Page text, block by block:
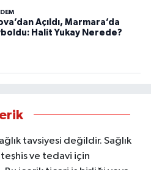
Açıldı, Marmara’da
Halit Yukay Nerede?
tavsiyesi değildir. Sağlık
ve tedavi için